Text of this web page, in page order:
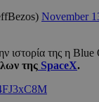
November
ιστορία της η
της SpaceX.